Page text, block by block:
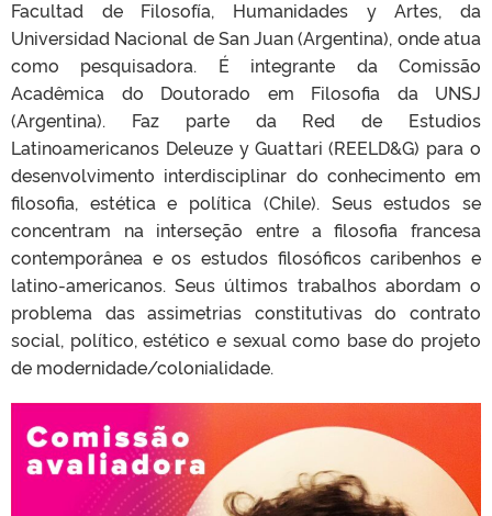
Facultad de Filosofía, Humanidades y Artes, da
Universidad Nacional de San Juan (Argentina), onde atua
como pesquisadora. É integrante da Comissão
Acadêmica do Doutorado em Filosofia da UNSJ
(Argentina). Faz parte da Red de Estudios
Latinoamericanos Deleuze y Guattari (REELD&G) para o
desenvolvimento interdisciplinar do conhecimento em
filosofia, estética e política (Chile). Seus estudos se
concentram na interseção entre a filosofia francesa
contemporânea e os estudos filosóficos caribenhos e
latino-americanos. Seus últimos trabalhos abordam o
problema das assimetrias constitutivas do contrato
social, político, estético e sexual como base do projeto
de modernidade/colonialidade.